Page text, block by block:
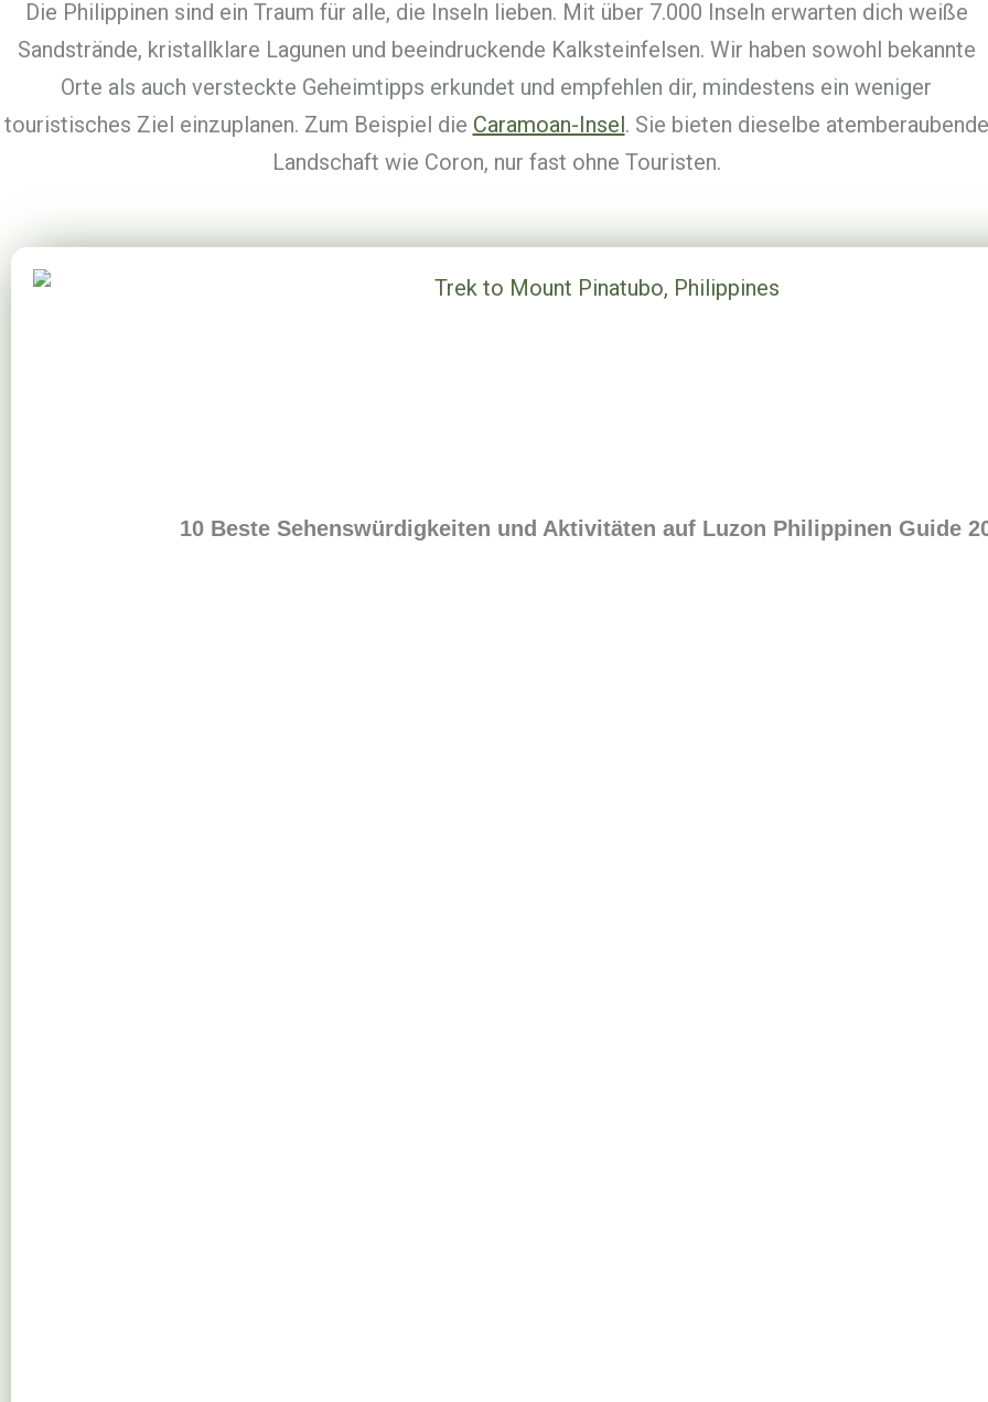
Die Philippinen sind ein Traum für alle, die Inseln lieben. Mit über 7.000 Inseln erwarten dich weiße
Sandstrände, kristallklare Lagunen und beeindruckende Kalksteinfelsen. Wir haben sowohl bekannte
Orte als auch versteckte Geheimtipps erkundet und empfehlen dir, mindestens ein weniger
touristisches Ziel einzuplanen. Zum Beispiel die Caramoan-Insel. Sie bieten dieselbe atemberaubende
Landschaft wie Coron, nur fast ohne Touristen.
10 Beste Sehenswürdigkeiten und Aktivitäten auf Luzon Philippinen Guide